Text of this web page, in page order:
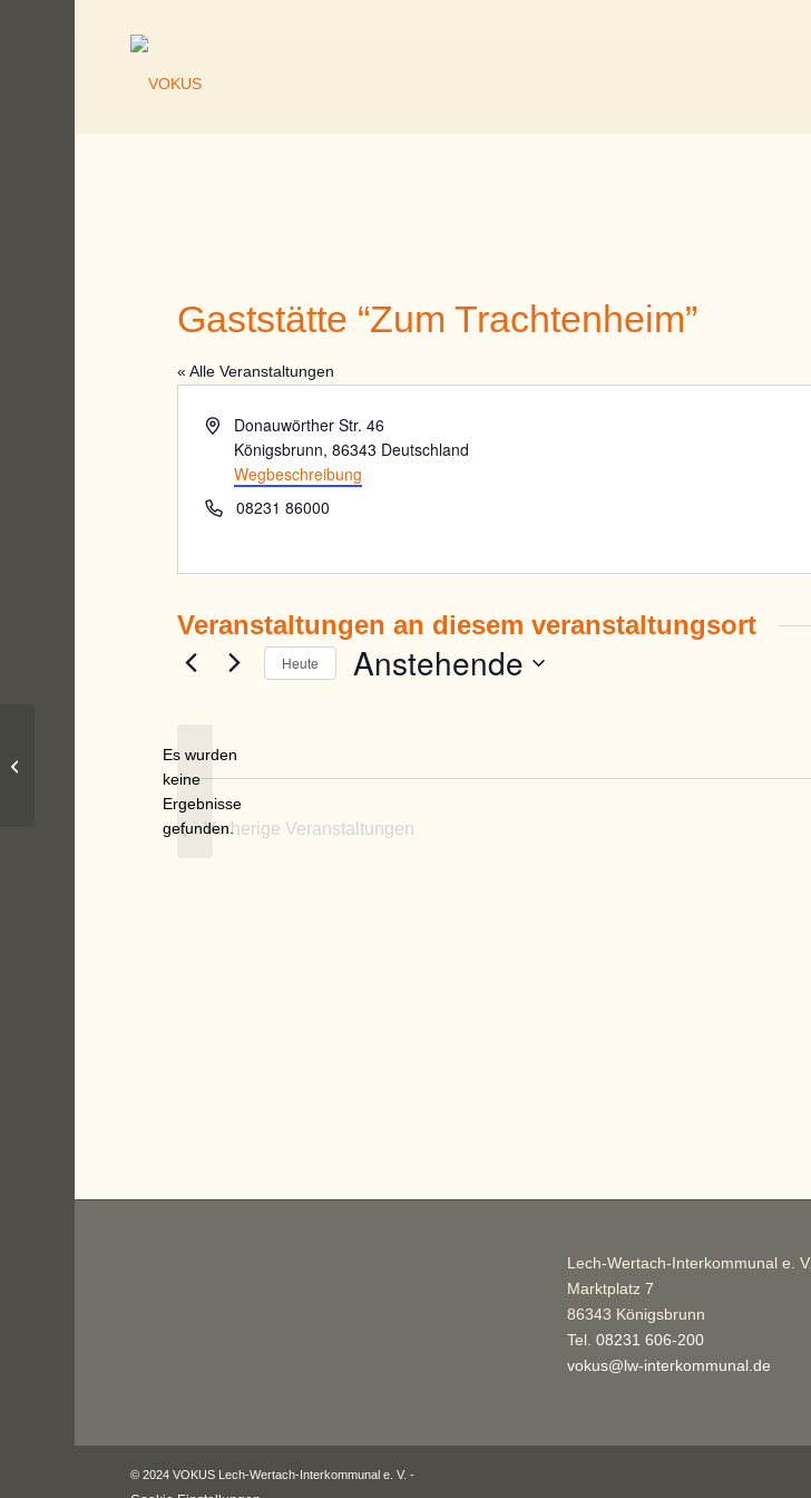
Gaststätte “Zum Trachtenheim”
« Alle Veranstaltungen
AdresseDonauwörther Str. 46
Königsbrunn, 86343 Deutschland
Wegbeschreibung
Telefon08231 86000
Veranstaltungen an diesem veranstaltungsort
Hinweis
Es wurden
keine
Ergebnisse
gefunden.
Heute Anstehende
VorherigeVeranstaltungen
Lech-Wertach-Interkommunal e. V.
Marktplatz 7
86343 Königsbrunn
Tel.08231 606-200
vokus@lw-interkommunal.de
© 2024 VOKUS Lech-Wertach-Interkommunal e. V. -
Kletterhalle des DaV